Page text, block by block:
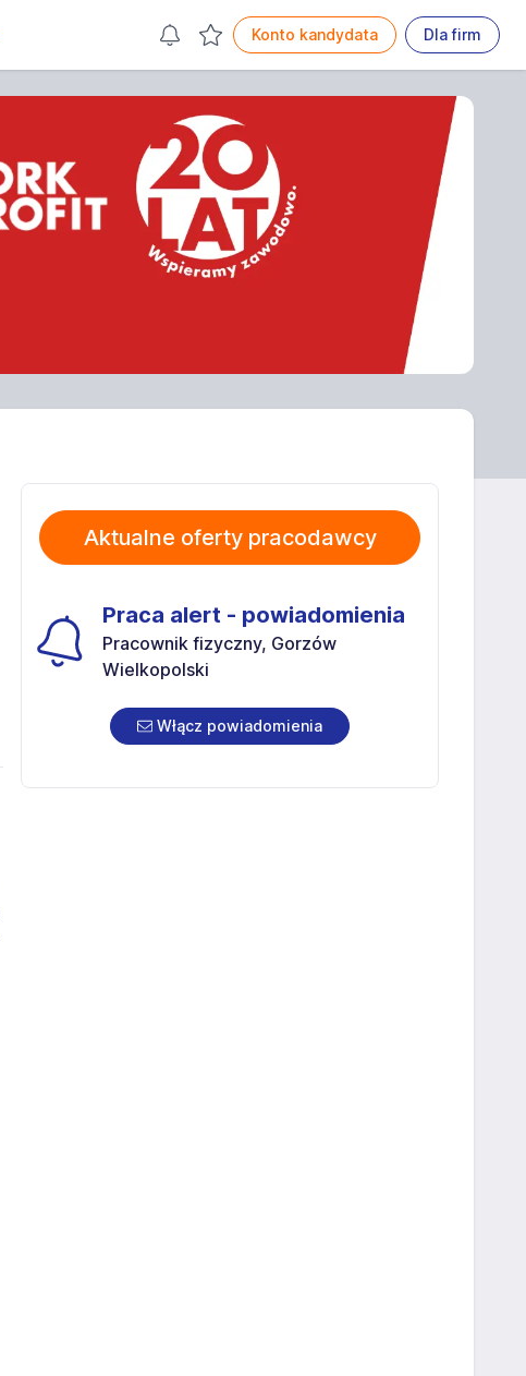
Konto kandydata Dla firm
Aktualne oferty pracodawcy
Praca alert - powiadomienia
Pracownik fizyczny, Gorzów
Wielkopolski
Włącz powiadomienia